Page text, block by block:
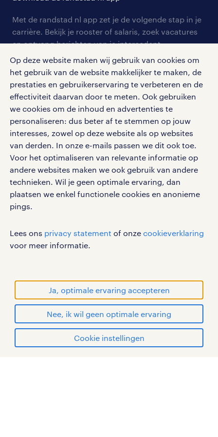
Op deze website maken wij gebruik van cookies om
het gebruik van de website makkelijker te maken, de
prestaties en gebruikerservaring te verbeteren en de
effectiviteit daarvan door te meten. Ook gebruiken
we cookies om de inhoud en advertenties te
personaliseren: dus beter af te stemmen op jouw
interesses, zowel op deze website als op websites
van derden. In onze e-mails passen we dit ook toe.
Voor het optimaliseren van relevante informatie op
andere websites maken we ook gebruik van andere
technieken. Wil je geen optimale ervaring, dan
plaatsen we enkel functionele cookies en anonieme
pings.
Lees ons privacy statement of onze cookieverklaring
voor meer informatie.
Ja, optimale ervaring accepteren
Nee, ik wil geen optimale ervaring
Cookie instellingen
solliciteer via Randstad
Professional
personeel gezocht
aanmelden nieuwsbrief
blogs en artikelen
bruto-netto calculator
onze vestigingen
pers
klachten en misstanden
Met de randstad nl app zet je de volgende stap in je
carrière. Bekijk je rooster of salaris, zoek vacatures
en ontvang berichten van je intercedent.
Eenvoudig, snel en overal.
apple app store
google play store
social media
Volg ons voor de leukste content omtrent
vacatures, solliciteren en inspiratie.
gebruikersvoorwaarden
sitemap
RANDSTAD, HUMAN FORWARD en SHAPING THE
WORLD OF WORK zijn geregistreerde
handelsmerken van Randstad N.V.